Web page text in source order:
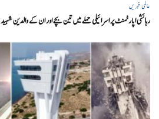
عالمی خبریں
رہائشی اپارٹمنٹ پر اسرائیلی حملے میں تین بچے اور ان کے والدین شہید